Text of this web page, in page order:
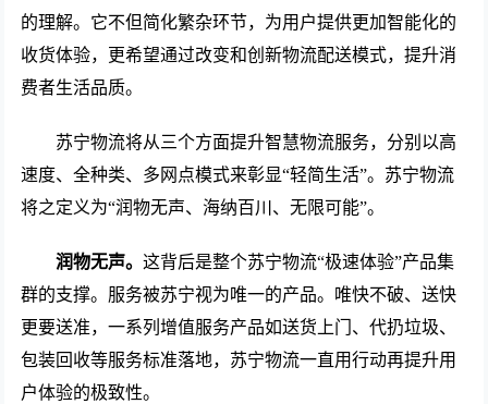
的理解。它不但简化繁杂环节，为用户提供更加智能化的
收货体验，更希望通过改变和创新物流配送模式，提升消
费者生活品质。
苏宁物流将从三个方面提升智慧物流服务，分别以高
速度、全种类、多网点模式来彰显“轻简生活”。苏宁物流
将之定义为“润物无声、海纳百川、无限可能”。
润物无声。这背后是整个苏宁物流“极速体验”产品集
群的支撑。服务被苏宁视为唯一的产品。唯快不破、送快
更要送准，一系列增值服务产品如送货上门、代扔垃圾、
包装回收等服务标准落地，苏宁物流一直用行动再提升用
户体验的极致性。